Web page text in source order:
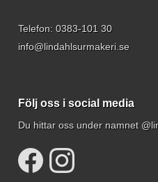
Telefon: 0383-101 30
info@lindahlsurmakeri.se
Följ oss i social media
Du hittar oss under namnet